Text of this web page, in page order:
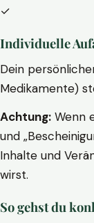
✓
Individuelle
Dein
Medikamente)
Achtung: Wenn
und
Inhalte und
wirst.
So gehst du